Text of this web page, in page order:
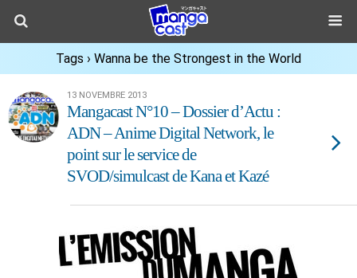
Tags › Wanna be the Strongest in the World
13 NOVEMBRE 2013
Mangacast N°10 – Dossier d’Actu :
ADN – Anime Digital Network, le
point sur le service de
SVOD/simulcast de Kana et Kazé